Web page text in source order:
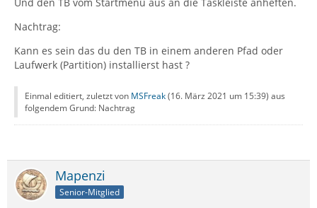
Nachtrag:
Kann es sein das du den TB in einem anderen Pfad oder
Laufwerk (Partition) installierst hast ?
Einmal editiert, zuletzt von MSFreak(16. März 2021 um 15:39) aus
folgendem Grund: Nachtrag
Mapenzi
Senior-Mitglied